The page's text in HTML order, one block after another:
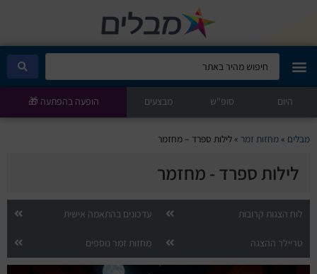
מבלים קלאב
הופעות היום
סטנדאפ
הצגות ילדים
הופעות חיות
היום סופ"ש מבצעים הופעה בהפתעה 🎁
מבלים »מחזות זמר »לילות ספרד – מחזמר
לילות ספרד - מחזמר
לוח הצגות קרובות עדכונים בהתאמה אישית
טריילר ההצגה מחזות זמר נוספים